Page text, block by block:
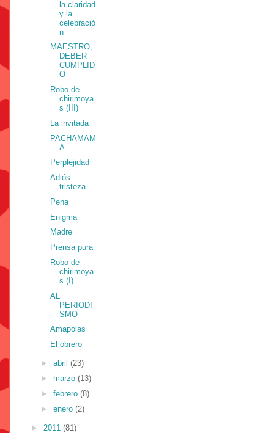
la claridad
y la
celebració
n
MAESTRO,
DEBER
CUMPLID
O
Robo de
chirimoya
s (III)
La invitada
PACHAMAM
A
Perplejidad
Adiós
tristeza
Pena
Enigma
Madre
Prensa pura
Robo de
chirimoya
s (I)
AL
PERIODI
SMO
Amapolas
El obrero
► abril (23)
► marzo (13)
► febrero (8)
► enero (2)
► 2011 (81)